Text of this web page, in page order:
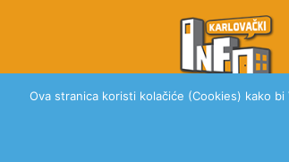
Ova stranica koristi kolačiće (Cookies) kako